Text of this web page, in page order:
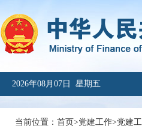
2026年08月07日 星期五
当前位置： 首页>党建工作>党建